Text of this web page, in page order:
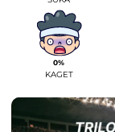
0%
KAGET